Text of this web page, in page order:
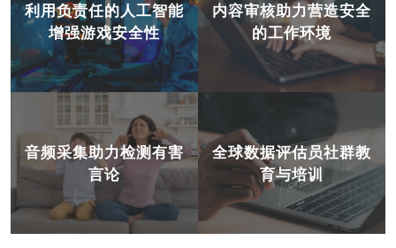
利用负责任的人工智能
增强游戏安全性
音频采集助力检测有害
言论
内容审核助力营造安全
的工作环境
全球数据评估员社群教
育与培训